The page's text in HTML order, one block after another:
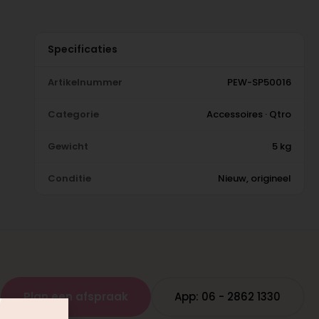
Specificaties
Artikelnummer PEW-SP50016
Categorie Accessoires · Qtro
Gewicht 5 kg
Conditie Nieuw, origineel
Plan een afspraak App: 06 - 2862 1330